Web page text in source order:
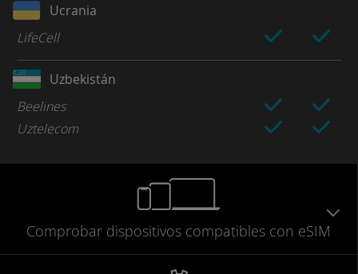
Ucrania
LifeCell
Uzbekistán
Beelines
Uztelecom
Comprobar dispositivos compatibles con eSIM